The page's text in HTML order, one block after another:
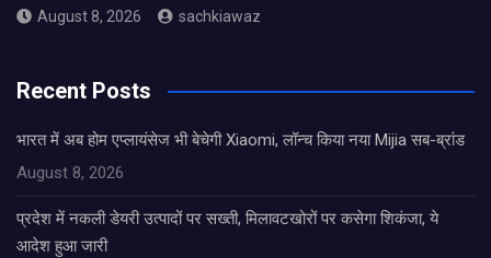
August 8, 2026 sachkiawaz
Recent Posts
भारत में अब होम एप्लायंसेज भी बेचेगी Xiaomi, लॉन्च किया नया Mijia सब-ब्रांड
August 8, 2026
प्रदेश में नकली डेयरी उत्पादों पर सख्ती, मिलावटखोरों पर कसेगा शिकंजा, ये
आदेश हुआ जारी